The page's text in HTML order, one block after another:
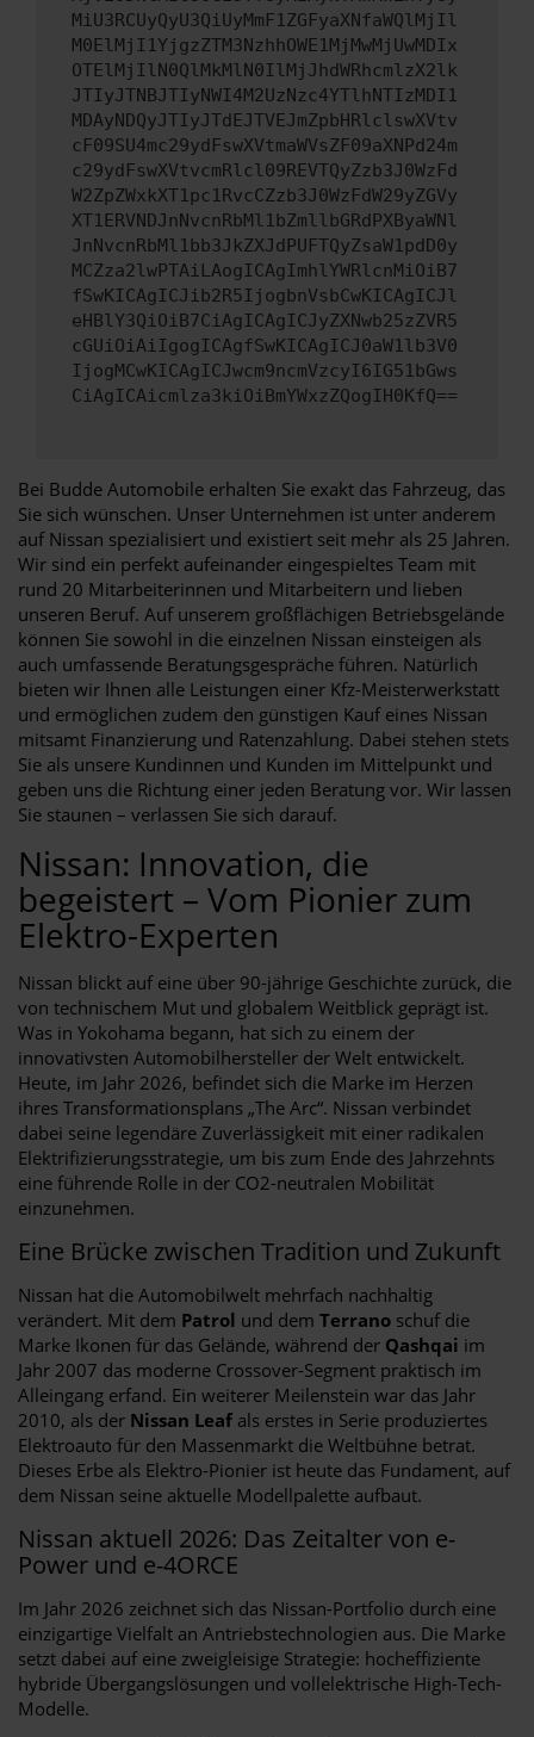
MiU3RCUyQyU3QiUyMmF1ZGFyaXNfaWQlMjIl
M0ElMjI1YjgzZTM3NzhhOWE1MjMwMjUwMDIx
OTElMjIlN0QlMkMlN0IlMjJhdWRhcmlzX2lk
JTIyJTNBJTIyNWI4M2UzNzc4YTlhNTIzMDI1
MDAyNDQyJTIyJTdEJTVEJmZpbHRlclswXVtv
cF09SU4mc29ydFswXVtmaWVsZF09aXNPd24m
c29ydFswXVtvcmRlcl09REVTQyZzb3J0WzFd
W2ZpZWxkXT1pc1RvcCZzb3J0WzFdW29yZGVy
XT1ERVNDJnNvcnRbMl1bZmllbGRdPXByaWNl
JnNvcnRbMl1bb3JkZXJdPUFTQyZsaW1pdD0y
MCZza2lwPTAiLAogICAgImhlYWRlcnMiOiB7
fSwKICAgICJib2R5IjogbnVsbCwKICAgICJl
eHBlY3QiOiB7CiAgICAgICJyZXNwb25zZVR5
cGUiOiAiIgogICAgfSwKICAgICJ0aW1lb3V0
IjogMCwKICAgICJwcm9ncmVzcyI6IG51bGws
CiAgICAicmlza3kiOiBmYWxzZQogIH0KfQ==
Bei Budde Automobile erhalten Sie exakt das Fahrzeug, das
Sie sich wünschen. Unser Unternehmen ist unter anderem
auf Nissan spezialisiert und existiert seit mehr als 25 Jahren.
Wir sind ein perfekt aufeinander eingespieltes Team mit
rund 20 Mitarbeiterinnen und Mitarbeitern und lieben
unseren Beruf. Auf unserem großflächigen Betriebsgelände
können Sie sowohl in die einzelnen Nissan einsteigen als
auch umfassende Beratungsgespräche führen. Natürlich
bieten wir Ihnen alle Leistungen einer Kfz-Meisterwerkstatt
und ermöglichen zudem den günstigen Kauf eines Nissan
mitsamt Finanzierung und Ratenzahlung. Dabei stehen stets
Sie als unsere Kundinnen und Kunden im Mittelpunkt und
geben uns die Richtung einer jeden Beratung vor. Wir lassen
Sie staunen – verlassen Sie sich darauf.
Nissan: Innovation, die
begeistert – Vom Pionier zum
Elektro-Experten
Nissan blickt auf eine über 90-jährige Geschichte zurück, die
von technischem Mut und globalem Weitblick geprägt ist.
Was in Yokohama begann, hat sich zu einem der
innovativsten Automobilhersteller der Welt entwickelt.
Heute, im Jahr 2026, befindet sich die Marke im Herzen
ihres Transformationsplans „The Arc“. Nissan verbindet
dabei seine legendäre Zuverlässigkeit mit einer radikalen
Elektrifizierungsstrategie, um bis zum Ende des Jahrzehnts
eine führende Rolle in der CO2-neutralen Mobilität
einzunehmen.
Eine Brücke zwischen Tradition und Zukunft
Nissan hat die Automobilwelt mehrfach nachhaltig
verändert. Mit dem Patrol und dem Terrano schuf die
Marke Ikonen für das Gelände, während der Qashqai im
Jahr 2007 das moderne Crossover-Segment praktisch im
Alleingang erfand. Ein weiterer Meilenstein war das Jahr
2010, als der Nissan Leaf als erstes in Serie produziertes
Elektroauto für den Massenmarkt die Weltbühne betrat.
Dieses Erbe als Elektro-Pionier ist heute das Fundament, auf
dem Nissan seine aktuelle Modellpalette aufbaut.
Nissan aktuell 2026: Das Zeitalter von e-
Power und e-4ORCE
Im Jahr 2026 zeichnet sich das Nissan-Portfolio durch eine
einzigartige Vielfalt an Antriebstechnologien aus. Die Marke
setzt dabei auf eine zweigleisige Strategie: hocheffiziente
hybride Übergangslösungen und vollelektrische High-Tech-
Modelle.